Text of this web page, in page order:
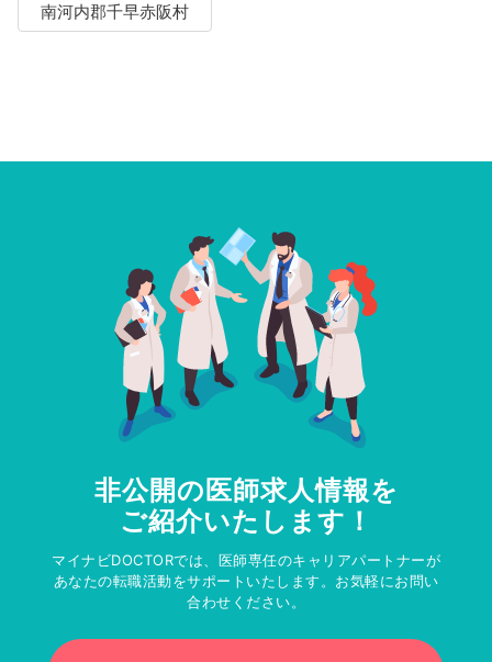
南河内郡千早赤阪村
非公開の医師求人情報を
ご紹介いたします！
マイナビDOCTORでは、医師専任のキャリアパートナーが
あなたの転職活動をサポートいたします。お気軽にお問い
合わせください。